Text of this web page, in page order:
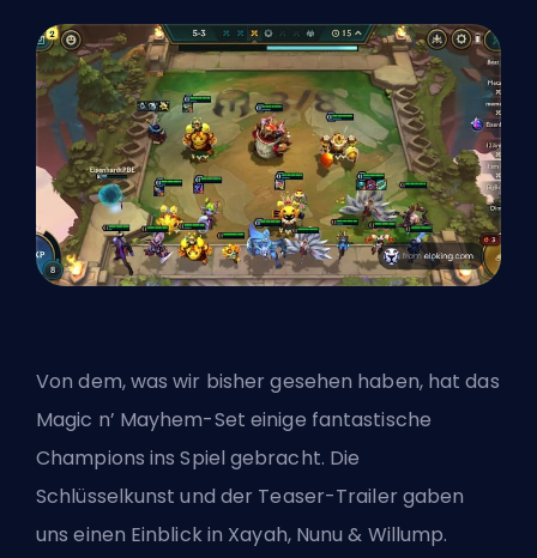
Von dem, was wir bisher gesehen haben, hat das
Magic n’ Mayhem-Set einige fantastische
Champions ins Spiel gebracht. Die
Schlüsselkunst und der Teaser-Trailer gaben
uns einen Einblick in Xayah, Nunu & Willump.